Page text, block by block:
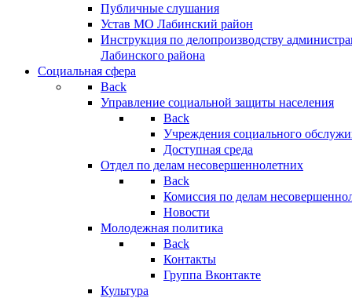
Публичные слушания
Устав МО Лабинский район
Инструкция по делопроизводству
Лабинского района
Социальная сфера
Back
Управление социальной защиты населения
Back
Учреждения социального
Доступная среда
Отдел по делам несовершеннолетних
Back
Комиссия по делам
Новости
Молодежная политика
Back
Контакты
Группа Вконтакте
Культура